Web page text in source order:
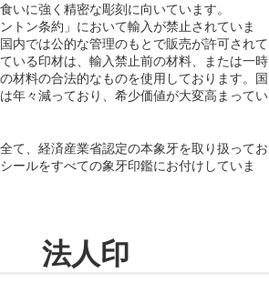
いに強く精密な彫刻に向いています。
トン条約」において輸入が禁止されていま
内では公的な管理のもとで販売が許可されて
いる印材は、輸入禁止前の材料、または一時
材料の合法的なものを使用しております。国
年々減っており、希少価値が大変高まってい
て、経済産業省認定の本象牙を取り扱ってお
シールをすべての象牙印鑑にお付けしていま
法人印